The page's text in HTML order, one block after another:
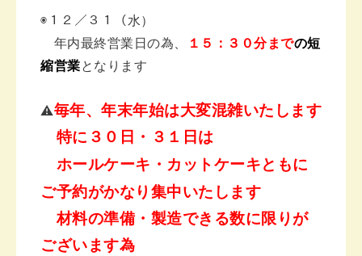
◉１２／３１（水）
年内最終営業日の為、
１５：３０分までの短
縮営業となります
⚠️毎年、年末年始は大変混雑いたします
特に３０日・３１日は
ホールケーキ・カットケーキともに
ご予約がかなり集中いたします
材料の準備・製造できる数に限りが
ございます為